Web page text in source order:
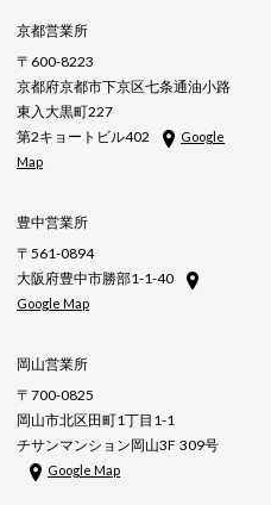
京都営業所
〒600-8223
京都府京都市下京区七条通油小路
東入大黒町227
第2キョートビル402
Google
Map
豊中営業所
〒561-0894
大阪府豊中市勝部1-1-40
Google Map
岡山営業所
〒700-0825
岡山市北区田町1丁目1-1
チサンマンション岡山3F 309号
Google Map